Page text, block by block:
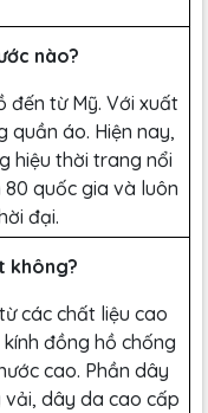
nào?
đến từ Mỹ. Với xuất
áo. Hiện nay,
hiệu thời trang nổi
quốc gia và luôn
đại.
không?
các chất liệu cao
đồng hồ chống
cao. Phần dây
dây da cao cấp